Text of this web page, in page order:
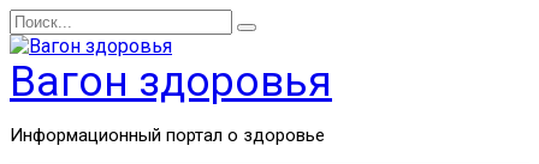
Перейти
к
содержанию
Search
for:
Вагон здоровья
Информационный портал о здоровье